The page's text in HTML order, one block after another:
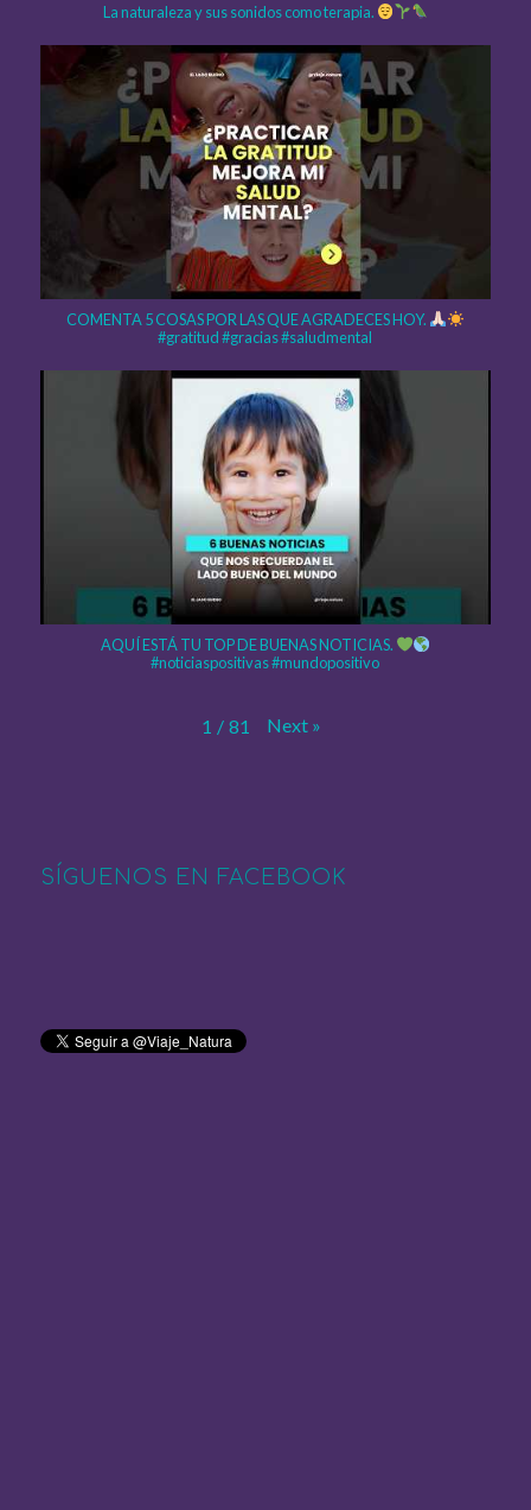
La naturaleza y sus sonidos como terapia.
COMENTA 5 COSAS POR LAS QUE AGRADECES HOY.
#gratitud #gracias #saludmental
AQUÍ ESTÁ TU TOP DE BUENAS NOTICIAS.
#noticiaspositivas #mundopositivo
1 / 81 Next »
SÍGUENOS EN FACEBOOK